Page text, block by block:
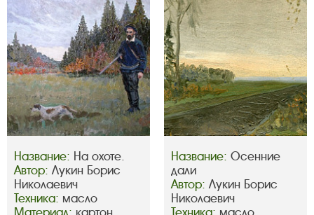
Название: На охоте.
Автор: Лукин Борис
Николаевич
Техника: масло
Название: Осенние
дали
Автор: Лукин Борис
Николаевич